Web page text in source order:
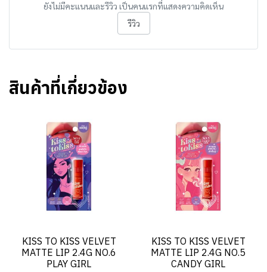
ยังไม่มีคะแนนและรีวิว เป็นคนแรกที่แสดงความคิดเห็น
รีวิว
สินค้าที่เกี่ยวข้อง
KISS TO KISS VELVET
MATTE LIP 2.4G NO.6
PLAY GIRL
KISS TO KISS VELVET
MATTE LIP 2.4G NO.5
CANDY GIRL